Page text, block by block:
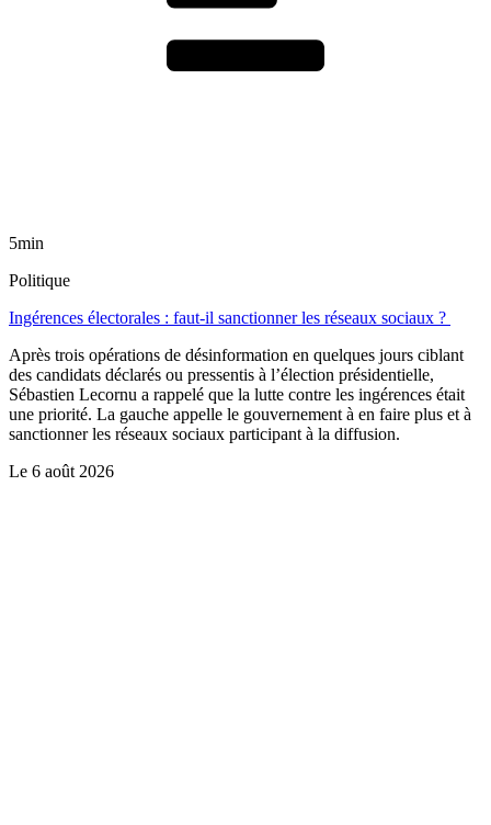
5min
Politique
Ingérences électorales : faut-il sanctionner les réseaux sociaux ?
Après trois opérations de désinformation en quelques jours ciblant
des candidats déclarés ou pressentis à l’élection présidentielle,
Sébastien Lecornu a rappelé que la lutte contre les ingérences était
une priorité. La gauche appelle le gouvernement à en faire plus et à
sanctionner les réseaux sociaux participant à la diffusion.
Le 6 août 2026